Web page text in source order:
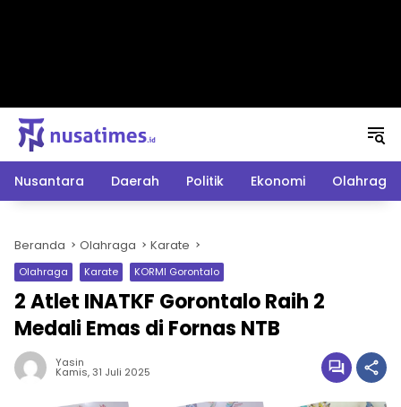
Nusantara Daerah Politik Ekonomi Olahraga
Beranda Olahraga Karate
Olahraga Karate KORMI Gorontalo
2 Atlet INATKF Gorontalo Raih 2
Medali Emas di Fornas NTB
Yasin
Kamis, 31 Juli 2025